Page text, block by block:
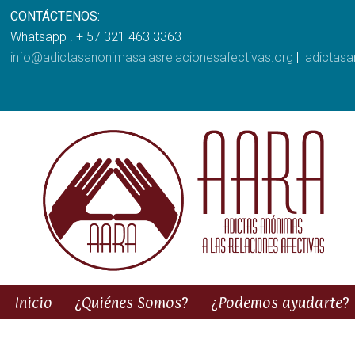
CONTÁCTENOS:
Whatsapp . + 57 321 463 3363
info@adictasanonimasalasrelacionesafectivas.org |
Inicio ¿Quiénes Somos? ¿Podemos ayudarte?